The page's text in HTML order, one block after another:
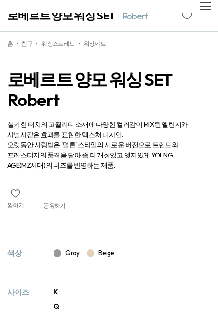
홈 침구 워싱스프레드 워싱세트
로베르트 양모 워싱 SET
Robert
실키한 터치의 고퀄리티 소재에 다양한 컬러감이 MIX된 멜란지와
샤넬사같은 효과를 표현한 텍스쳐 디자인.
오랫동안 사랑받은 '덜튼' 스타일의 새로운 버전으로 트렌드와
프레스티지의 품격을 담아 좀 더 개성있고 엣지있게 YOUNG
AGE(MZ세대)의 니즈를 반영하는 제품.
찜하기 공유하기
로베르트 양모 워싱 SET Robert
색상 Gray Beige
사이즈
K
Q